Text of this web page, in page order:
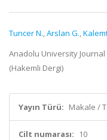
Tuncer N.,Arslan G.,
Anadolu University Journal
(Hakemli Dergi)
Yayın Türü: Makale /
Cilt numarası: 10